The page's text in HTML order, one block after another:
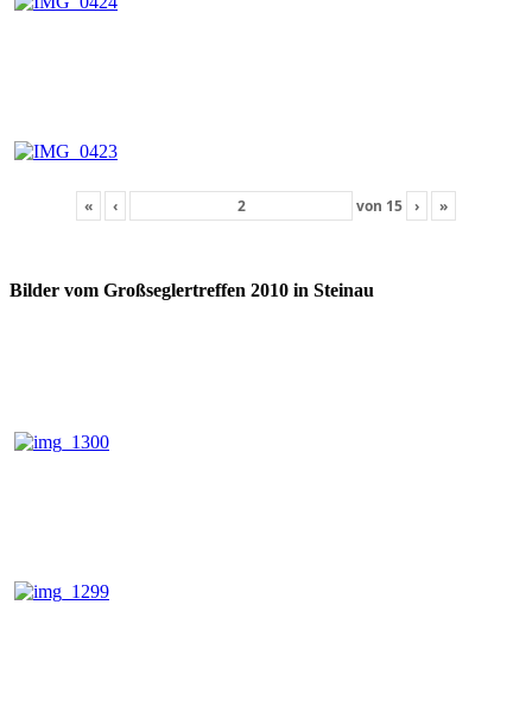
« ‹ von 15 › »
Bilder vom Großseglertreffen 2010 in Steinau